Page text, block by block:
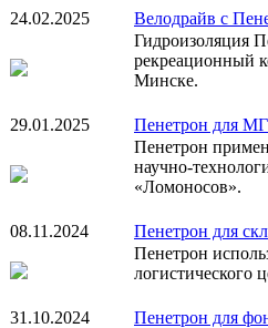
24.02.2025
Велодрайв с
Гидроизоляция
рекреационный
Минске.
29.01.2025
Пенетрон для
Пенетрон
научно-
«Ломоносов».
08.11.2024
Пенетрон для
Пенетрон
логистического
31.10.2024
Пенетрон для